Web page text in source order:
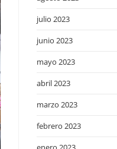
julio 2023
junio 2023
mayo 2023
abril 2023
marzo 2023
febrero 2023